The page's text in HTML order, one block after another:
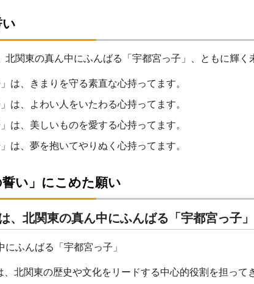
北関東の真ん中にふんばる「宇都宮っ子」、ともに輝く
」は、きまりを守る素直な心持ってます。
」は、よわい人をいたわる心持ってます。
」は、美しいものを愛する心持ってます。
」は、夢を抱いてやりぬく心持ってます。
誓い」にこめた願い
、北関東の真ん中にふんばる「宇都宮っ子
にふんばる「宇都宮っ子」
、北関東の歴史や文化をリードする中心的役割を担って